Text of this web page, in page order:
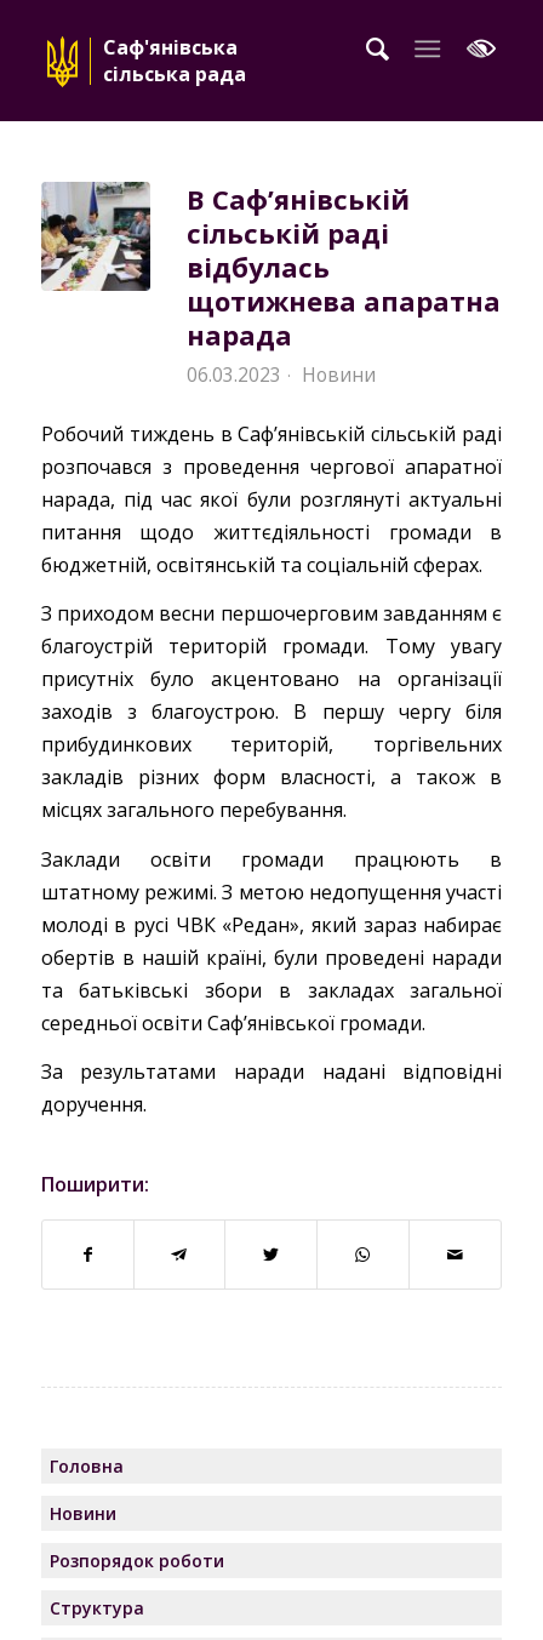
Саф'янівська
сільська рада
В Саф’янівській
сільській раді
відбулась
щотижнева апаратна
нарада
06.03.2023 · Новини
Робочий тиждень в Саф’янівській сільській раді
розпочався з проведення чергової апаратної
нарада, під час якої були розглянуті актуальні
питання щодо життєдіяльності громади в
бюджетній, освітянській та соціальній сферах.
З приходом весни першочерговим завданням є
благоустрій територій громади. Тому увагу
присутніх було акцентовано на організації
заходів з благоустрою. В першу чергу біля
прибудинкових територій, торгівельних
закладів різних форм власності, а також в
місцях загального перебування.
Заклади освіти громади працюють в
штатному режимі. З метою недопущення участі
молоді в русі ЧВК «Редан», який зараз набирає
обертів в нашій країні, були проведені наради
та батьківські збори в закладах загальної
середньої освіти Саф’янівської громади.
За результатами наради надані відповідні
доручення.
Поширити:
Головна
Новини
Розпорядок роботи
Структура